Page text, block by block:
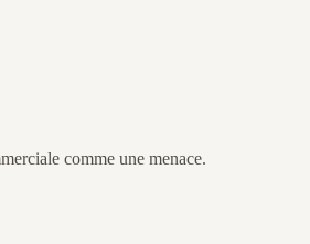
comme une menace.